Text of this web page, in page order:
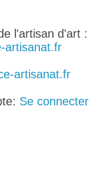
l'artisan d'art :
artisanat.fr
artisanat.fr
Se connecter